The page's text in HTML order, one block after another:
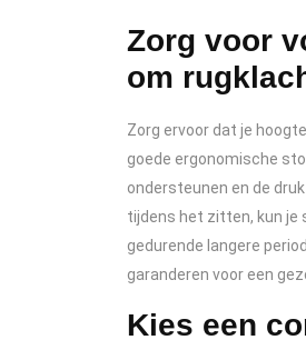
Zorg voor
om
Zorg ervoor dat je
goede ergonomische
ondersteunen en de
tijdens het zitten, kun je
gedurende langere
garanderen voor een
Kies een